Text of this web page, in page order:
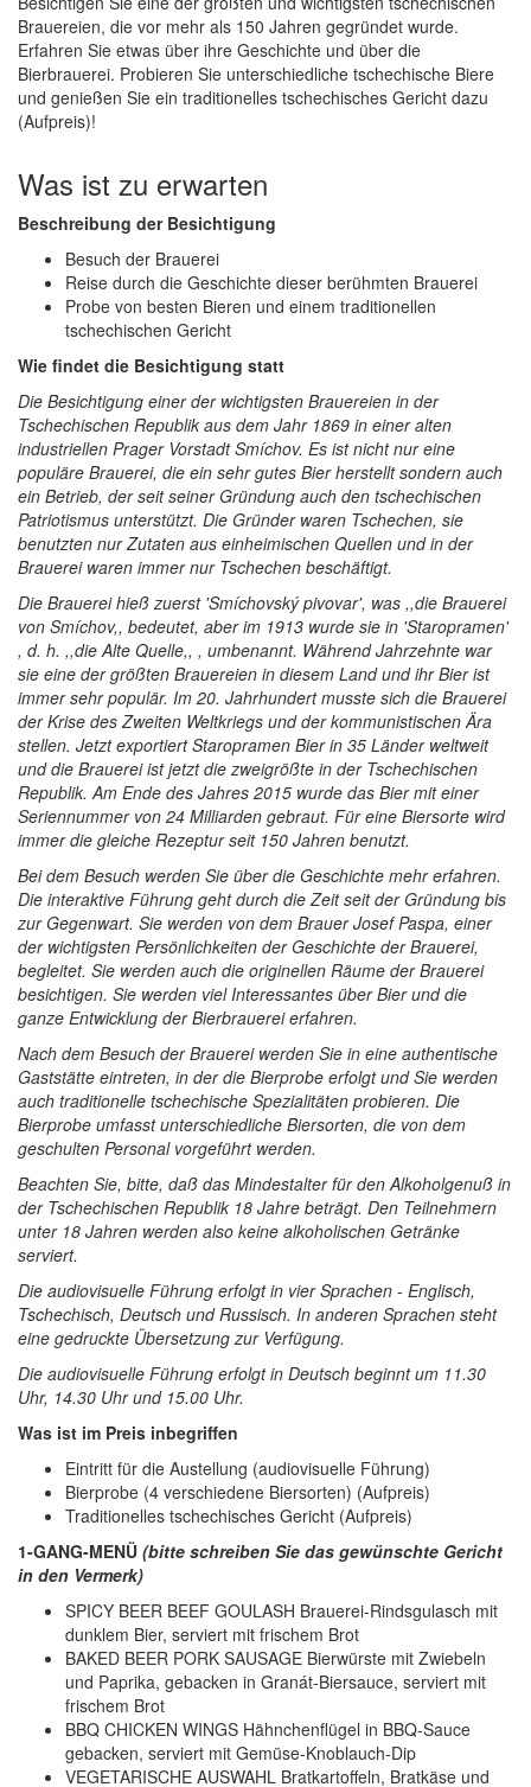
Brauereien, die vor mehr als 150 Jahren gegründet wurde.
Erfahren Sie etwas über ihre Geschichte und über die
Bierbrauerei. Probieren Sie unterschiedliche tschechische Biere
und genießen Sie ein traditionelles tschechisches Gericht dazu
(Aufpreis)!
Was ist zu erwarten
Beschreibung der Besichtigung
Besuch der Brauerei
Reise durch die Geschichte dieser berühmten Brauerei
Probe von besten Bieren und einem traditionellen
tschechischen Gericht
Wie findet die Besichtigung statt
Die Besichtigung einer der wichtigsten Brauereien in der
Tschechischen Republik aus dem Jahr 1869 in einer alten
industriellen Prager Vorstadt Smíchov. Es ist nicht nur eine
populäre Brauerei, die ein sehr gutes Bier herstellt sondern auch
ein Betrieb, der seit seiner Gründung auch den tschechischen
Patriotismus unterstützt. Die Gründer waren Tschechen, sie
benutzten nur Zutaten aus einheimischen Quellen und in der
Brauerei waren immer nur Tschechen beschäftigt.
Die Brauerei hieß zuerst 'Smíchovský pivovar', was ,,die Brauerei
von Smíchov,, bedeutet, aber im 1913 wurde sie in 'Staropramen'
, d. h. ,,die Alte Quelle,, , umbenannt. Während Jahrzehnte war
sie eine der größten Brauereien in diesem Land und ihr Bier ist
immer sehr populär. Im 20. Jahrhundert musste sich die Brauerei
der Krise des Zweiten Weltkriegs und der kommunistischen Ära
stellen. Jetzt exportiert Staropramen Bier in 35 Länder weltweit
und die Brauerei ist jetzt die zweigrößte in der Tschechischen
Republik. Am Ende des Jahres 2015 wurde das Bier mit einer
Seriennummer von 24 Milliarden gebraut. Für eine Biersorte wird
immer die gleiche Rezeptur seit 150 Jahren benutzt.
Bei dem Besuch werden Sie über die Geschichte mehr erfahren.
Die interaktive Führung geht durch die Zeit seit der Gründung bis
zur Gegenwart. Sie werden von dem Brauer Josef Paspa, einer
der wichtigsten Persönlichkeiten der Geschichte der Brauerei,
begleitet. Sie werden auch die originellen Räume der Brauerei
besichtigen. Sie werden viel Interessantes über Bier und die
ganze Entwicklung der Bierbrauerei erfahren.
Nach dem Besuch der Brauerei werden Sie in eine authentische
Gaststätte eintreten, in der die Bierprobe erfolgt und Sie werden
auch traditionelle tschechische Spezialitäten probieren. Die
Bierprobe umfasst unterschiedliche Biersorten, die von dem
geschulten Personal vorgeführt werden.
Beachten Sie, bitte, daß das Mindestalter für den Alkoholgenuß in
der Tschechischen Republik 18 Jahre beträgt. Den Teilnehmern
unter 18 Jahren werden also keine alkoholischen Getränke
serviert.
Die audiovisuelle Führung erfolgt in vier Sprachen - Englisch,
Tschechisch, Deutsch und Russisch. In anderen Sprachen steht
eine gedruckte Übersetzung zur Verfügung.
Die audiovisuelle Führung erfolgt in Deutsch beginnt um 11.30
Uhr, 14.30 Uhr und 15.00 Uhr.
Was ist im Preis inbegriffen
Eintritt für die Austellung (audiovisuelle Führung)
Bierprobe (4 verschiedene Biersorten) (Aufpreis)
Traditionelles tschechisches Gericht (Aufpreis)
1-GANG-MENÜ (bitte schreiben Sie das gewünschte Gericht
in den Vermerk)
SPICY BEER BEEF GOULASH Brauerei-Rindsgulasch mit
dunklem Bier, serviert mit frischem Brot
BAKED BEER PORK SAUSAGE Bierwürste mit Zwiebeln
und Paprika, gebacken in Granát-Biersauce, serviert mit
frischem Brot
BBQ CHICKEN WINGS Hähnchenflügel in BBQ-Sauce
gebacken, serviert mit Gemüse-Knoblauch-Dip
VEGETARISCHE AUSWAHL Bratkartoffeln, Bratkäse und